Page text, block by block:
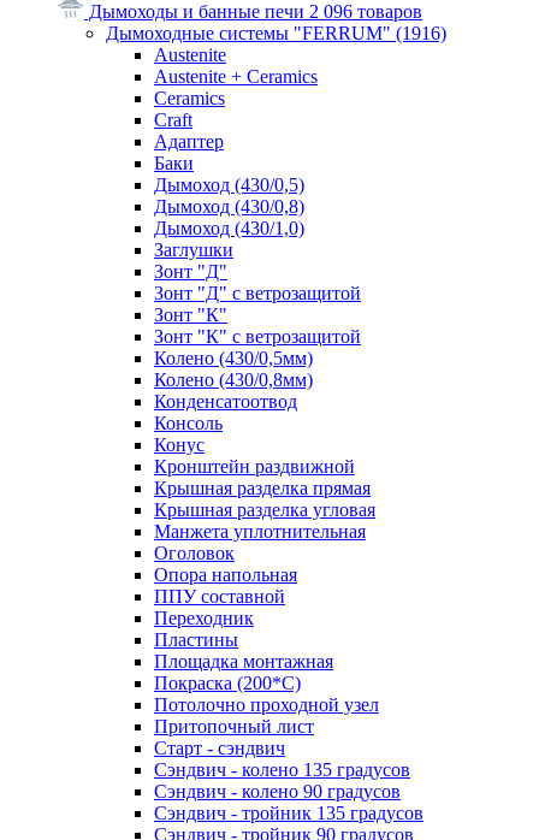
Дымоходы и банные печи 2 096 товаров
Дымоходные системы "FERRUM" (1916)
Austenite
Austenite + Ceramics
Ceramics
Craft
Адаптер
Баки
Дымоход (430/0,5)
Дымоход (430/0,8)
Дымоход (430/1,0)
Заглушки
Зонт "Д"
Зонт "Д" с ветрозащитой
Зонт "К"
Зонт "К" с ветрозащитой
Колено (430/0,5мм)
Колено (430/0,8мм)
Конденсатоотвод
Консоль
Конус
Кронштейн раздвижной
Крышная разделка прямая
Крышная разделка угловая
Манжета уплотнительная
Оголовок
Опора напольная
ППУ составной
Переходник
Пластины
Площадка монтажная
Покраска (200*С)
Потолочно проходной узел
Притопочный лист
Старт - сэндвич
Сэндвич - колено 135 градусов
Сэндвич - колено 90 градусов
Сэндвич - тройник 135 градусов
Сэндвич - тройник 90 градусов